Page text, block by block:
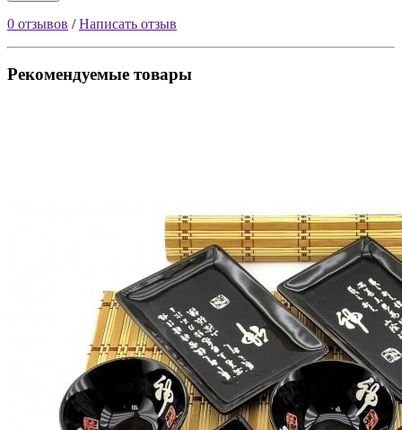
0 отзывов /Написать отзыв
Рекомендуемые товары